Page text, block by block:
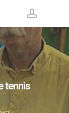
tennis